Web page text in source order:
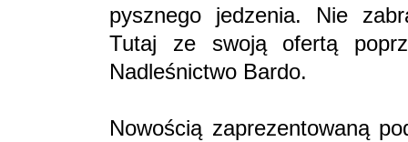
pysznego jedzenia. Nie
Tutaj ze swoją ofertą
Nadleśnictwo Bardo.
Nowością zaprezentowaną